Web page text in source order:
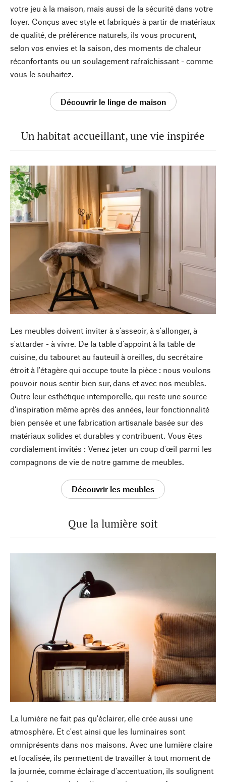
votre jeu à la maison, mais aussi de la sécurité dans votre
foyer. Conçus avec style et fabriqués à partir de matériaux
de qualité, de préférence naturels, ils vous procurent,
selon vos envies et la saison, des moments de chaleur
réconfortants ou un soulagement rafraîchissant - comme
vous le souhaitez.
Découvrir le linge de maison
Un habitat accueillant, une vie inspirée
Les meubles doivent inviter à s'asseoir, à s'allonger, à
s'attarder - à vivre. De la table d'appoint à la table de
cuisine, du tabouret au fauteuil à oreilles, du secrétaire
étroit à l'étagère qui occupe toute la pièce : nous voulons
pouvoir nous sentir bien sur, dans et avec nos meubles.
Outre leur esthétique intemporelle, qui reste une source
d'inspiration même après des années, leur fonctionnalité
bien pensée et une fabrication artisanale basée sur des
matériaux solides et durables y contribuent. Vous êtes
cordialement invités : Venez jeter un coup d'œil parmi les
compagnons de vie de notre gamme de meubles.
Découvrir les meubles
Que la lumière soit
La lumière ne fait pas qu'éclairer, elle crée aussi une
atmosphère. Et c'est ainsi que les luminaires sont
omniprésents dans nos maisons. Avec une lumière claire
et focalisée, ils permettent de travailler à tout moment de
la journée, comme éclairage d'accentuation, ils soulignent